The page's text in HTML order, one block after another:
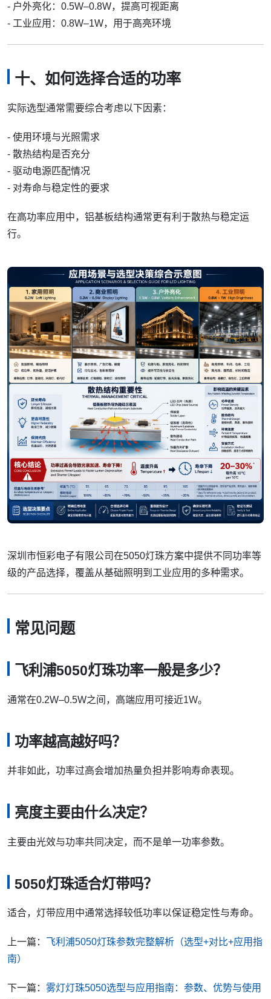
- 户外亮化：0.5W–0.8W，提高可视距离
- 工业应用：0.8W–1W，用于高亮环境
十、如何选择合适的功率
实际选型通常需要综合考虑以下因素：
- 使用环境与光照需求
- 散热结构是否充分
- 驱动电源匹配情况
- 对寿命与稳定性的要求
在高功率应用中，铝基板结构通常更有利于散热与稳定运
行。
深圳市恒彩电子有限公司在5050灯珠方案中提供不同功率等
级的产品选择，覆盖从基础照明到工业应用的多种需求。
常见问题
飞利浦5050灯珠功率一般是多少？
通常在0.2W–0.5W之间，高端应用可接近1W。
功率越高越好吗？
并非如此，功率过高会增加热量负担并影响寿命表现。
亮度主要由什么决定？
主要由光效与功率共同决定，而不是单一功率参数。
5050灯珠适合灯带吗？
适合，灯带应用中通常选择较低功率以保证稳定性与寿命。
上一篇： 飞利浦5050灯珠参数完整解析（选型+对比+应用指
南）
下一篇： 雾灯灯珠5050选型与应用指南：参数、优势与使用